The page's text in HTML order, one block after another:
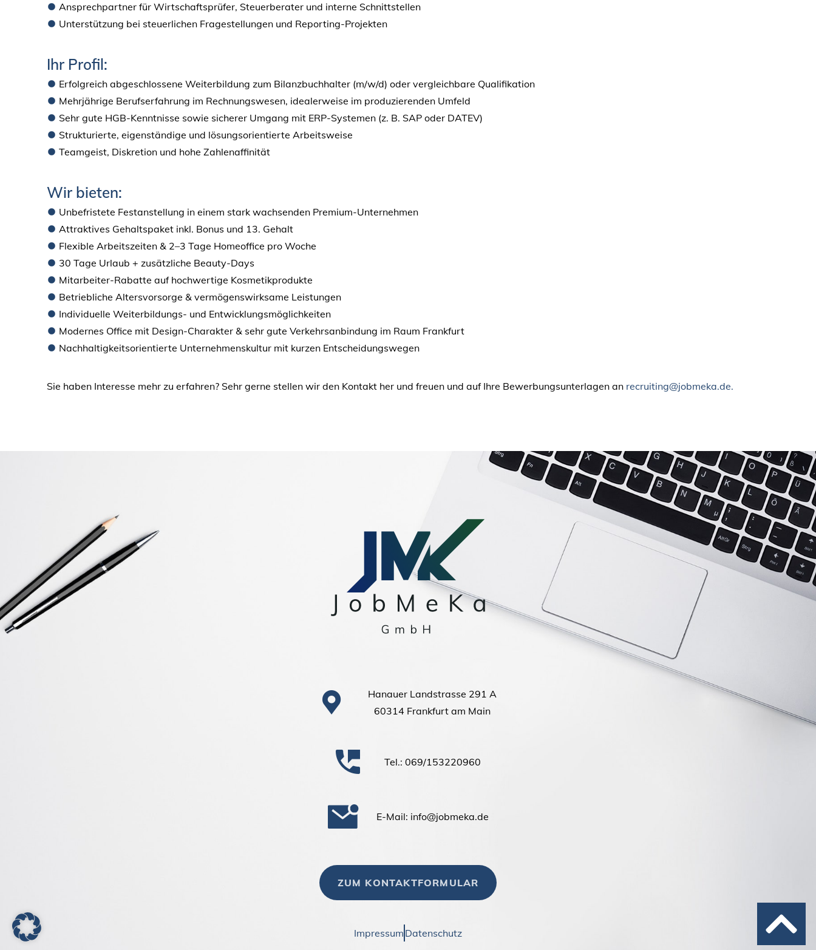
Ansprechpartner für Wirtschaftsprüfer, Steuerberater und interne Schnittstellen
Unterstützung bei steuerlichen Fragestellungen und Reporting-Projekten
Ihr Profil:
Erfolgreich abgeschlossene Weiterbildung zum Bilanzbuchhalter (m/w/d) oder vergleichbare Qualifikation
Mehrjährige Berufserfahrung im Rechnungswesen, idealerweise im produzierenden Umfeld
Sehr gute HGB-Kenntnisse sowie sicherer Umgang mit ERP-Systemen (z. B. SAP oder DATEV)
Strukturierte, eigenständige und lösungsorientierte Arbeitsweise
Teamgeist, Diskretion und hohe Zahlenaffinität
Wir bieten:
Unbefristete Festanstellung in einem stark wachsenden Premium-Unternehmen
Attraktives Gehaltspaket inkl. Bonus und 13. Gehalt
Flexible Arbeitszeiten & 2–3 Tage Homeoffice pro Woche
30 Tage Urlaub + zusätzliche Beauty-Days
Mitarbeiter-Rabatte auf hochwertige Kosmetikprodukte
Betriebliche Altersvorsorge & vermögenswirksame Leistungen
Individuelle Weiterbildungs- und Entwicklungsmöglichkeiten
Modernes Office mit Design-Charakter & sehr gute Verkehrsanbindung im Raum Frankfurt
Nachhaltigkeitsorientierte Unternehmenskultur mit kurzen Entscheidungswegen
Sie haben Interesse mehr zu erfahren? Sehr gerne stellen wir den Kontakt her und freuen und auf Ihre Bewerbungsunterlagen an recruiting@jobmeka.de.
Hanauer Landstrasse 291 A
60314 Frankfurt am Main
Tel.: 069/153220960
E-Mail: info@jobmeka.de
ZUM KONTAKTFORMULAR
Impressum Datenschutz